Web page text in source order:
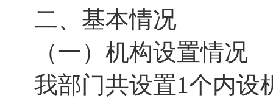
二、基本情况
（一）机构设置情况
我部门共设置1个内设